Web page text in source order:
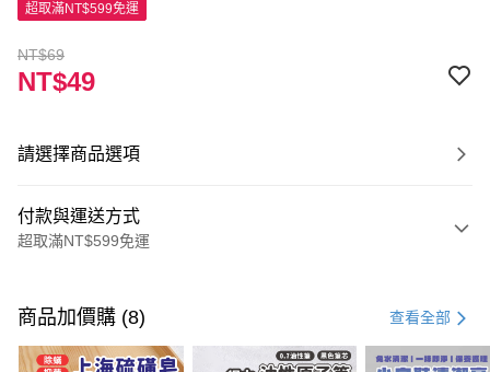
超取滿NT$599免運
NT$69
NT$49
請選擇商品選項
付款與運送方式
超取滿NT$599免運
信用卡一次付款
超商取貨付款
商品加價購 (8) 查看全部